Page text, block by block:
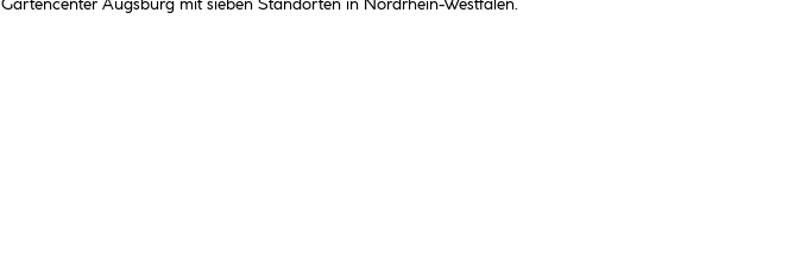
Gartencenter Augsburg mit sieben Standorten in Nordrhein-Westfalen.